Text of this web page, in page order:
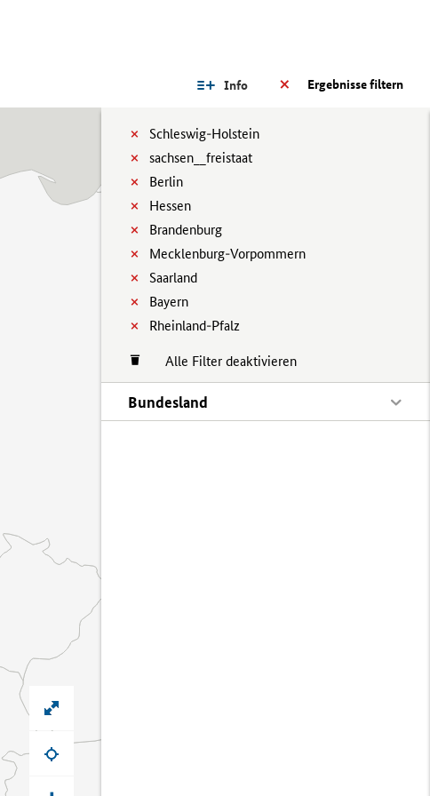
Ergebnisse filtern
Info
Schleswig-Holstein
sachsen__freistaat
Berlin
Hessen
Brandenburg
Mecklenburg-Vorpommern
Saarland
Bayern
Rheinland-Pfalz
Alle Filter deaktivieren
Bundesland